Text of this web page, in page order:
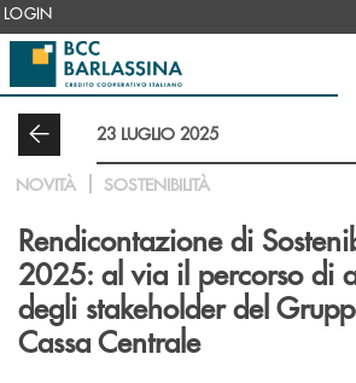
Salta al contenuto principale
LOGIN
23 LUGLIO 2025
NOVITÀ SOSTENIBILITÀ
Rendicontazione di
2025: al via il percorso di
degli stakeholder del
Cassa Centrale